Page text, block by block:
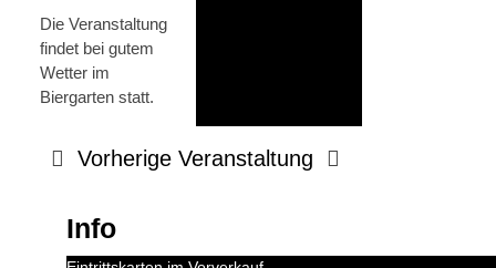
Die Veranstaltung
findet bei gutem
Wetter im
Biergarten statt.
Vorherige Veranstaltung
Info